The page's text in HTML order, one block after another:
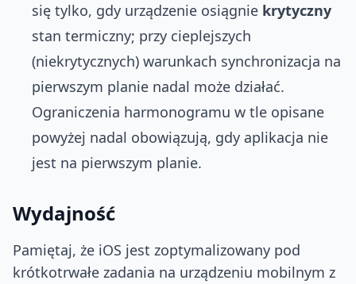
się tylko, gdy urządzenie osiągnie krytyczny
stan termiczny; przy cieplejszych
(niekrytycznych) warunkach synchronizacja na
pierwszym planie nadal może działać.
Ograniczenia harmonogramu w tle opisane
powyżej nadal obowiązują, gdy aplikacja nie
jest na pierwszym planie.
Wydajność
Pamiętaj, że iOS jest zoptymalizowany pod
krótkotrwałe zadania na urządzeniu mobilnym z